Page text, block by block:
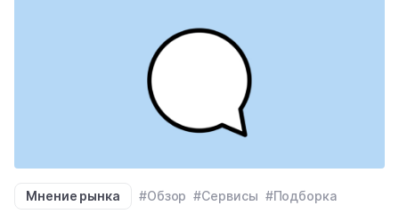
Мнение рынка #Обзор #Сервисы #Подборка